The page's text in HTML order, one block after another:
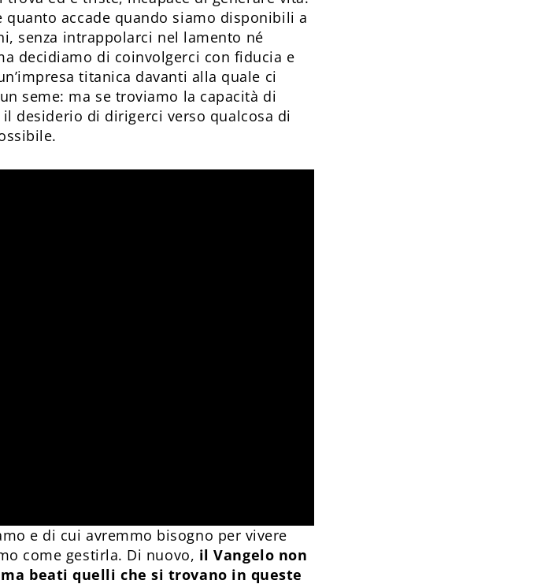
accade quando siamo disponibili a
senza intrappolarci nel lamento né
decidiamo di coinvolgerci con fiducia e
titanica davanti alla quale ci
seme: ma se troviamo la capacità di
il desiderio di dirigerci verso qualcosa di
e di cui avremmo bisogno per vivere
come gestirla. Di nuovo, il Vangelo non
beati quelli che si trovano in queste